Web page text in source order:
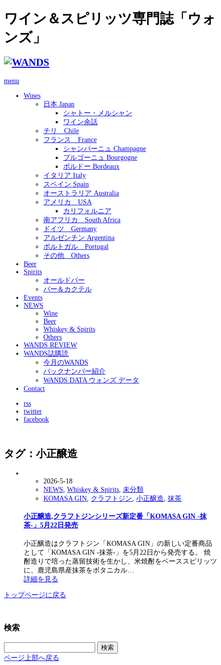
ワイン＆スピリッツ専門誌「ウォ
ンズ」
menu
Wines
日本 Japan
シャトー・メルシャン
ワイン余話
チリ Chile
フランス France
シャンパーニュ Champagne
ブルゴーニュ Bourgogne
ボルドー Bordeaux
イタリア Italy
スペイン Spain
オーストラリア Australia
アメリカ USA
カリフォルニア
南アフリカ South Africa
ドイツ Germany
アルゼンチン Argentina
ポルトガル Portugal
その他 Others
Beer
Spirits
オールドパー
バー＆カクテル
Events
NEWS
Wine
Beer
Whiskey & Spirits
Others
WANDS REVIEW
WANDS誌購読
今月のWANDS
バックナンバー紹介
WANDS DATA ウォンズ データ
Contact
rss
twitter
facebook
タグ：小正醸造
2026-5-18
NEWS Whiskey & Spirits 未分類
KOMASA GIN クラフトジン 小正醸造 抹茶
小正醸造,クラフトジンシリーズ新定番「KOMASA GIN -抹
茶-」5月22日発売
小正醸造はクラフトジン「KOMASA GIN」の新しい定番商品
として「KOMASA GIN -抹茶-」を5月22日から発売する。 焼
酎造りで培った蒸留技術を生かし、米焼酎をベーススピリッツ
に、鹿児島県産抹茶をボタニカル…
詳細を見る
トップページに戻る
検索
検
索:
ページ上部へ戻る